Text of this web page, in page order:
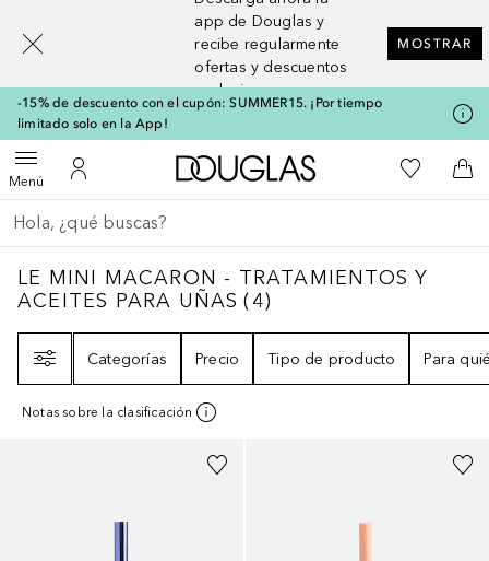
app de Douglas y
recibe regularmente
ofertas y descuentos
exclusivos
MOSTRAR
-15% de descuento con el cupón: SUMMER15. ¡Por tiempo
limitado solo en la App!
MenúAbrir menúMi cuenta
A Douglas HomeMi lista de
A
Regresar
Ejecutar búsqueda
LE MINI MACARON - TRATAMIENTOS Y
LE MINI MACARON - TRATAMIENTOS Y
ACEITES PARA UÑAS (4)
Categorías
Precio Tipo de producto Para
Notas sobre la clasificación
[navigation.slideout.screenreader]